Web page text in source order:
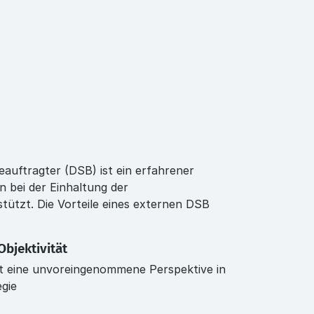
(DSB) ist ein erfahrener
bei der Einhaltung der
Die Vorteile eines externen DSB
unvoreingenommene Perspektive in